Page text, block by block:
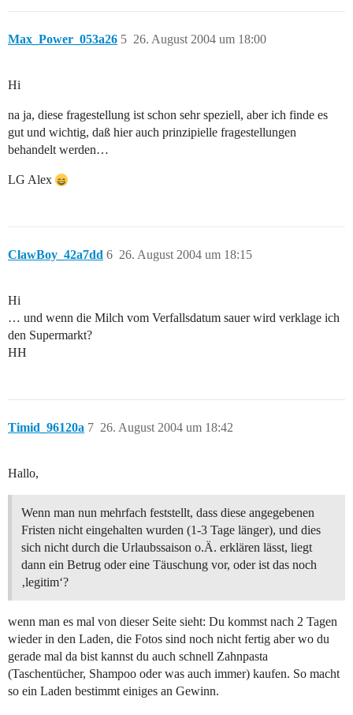
Max_Power_053a26 26. August 2004 um 18:00
5
Hi
na ja, diese fragestellung ist schon sehr speziell, aber ich finde es
gut und wichtig, daß hier auch prinzipielle fragestellungen
behandelt werden…
LG Alex
ClawBoy_42a7dd 26. August 2004 um 18:15
6
Hi
… und wenn die Milch vom Verfallsdatum sauer wird verklage ich
den Supermarkt?
HH
Timid_96120a 26. August 2004 um 18:42
7
Hallo,
Wenn man nun mehrfach feststellt, dass diese angegebenen
Fristen nicht eingehalten wurden (1-3 Tage länger), und dies
sich nicht durch die Urlaubssaison o.Ä. erklären lässt, liegt
dann ein Betrug oder eine Täuschung vor, oder ist das noch
‚legitim‘?
wenn man es mal von dieser Seite sieht: Du kommst nach 2 Tagen
wieder in den Laden, die Fotos sind noch nicht fertig aber wo du
gerade mal da bist kannst du auch schnell Zahnpasta
(Taschentücher, Shampoo oder was auch immer) kaufen. So macht
so ein Laden bestimmt einiges an Gewinn.